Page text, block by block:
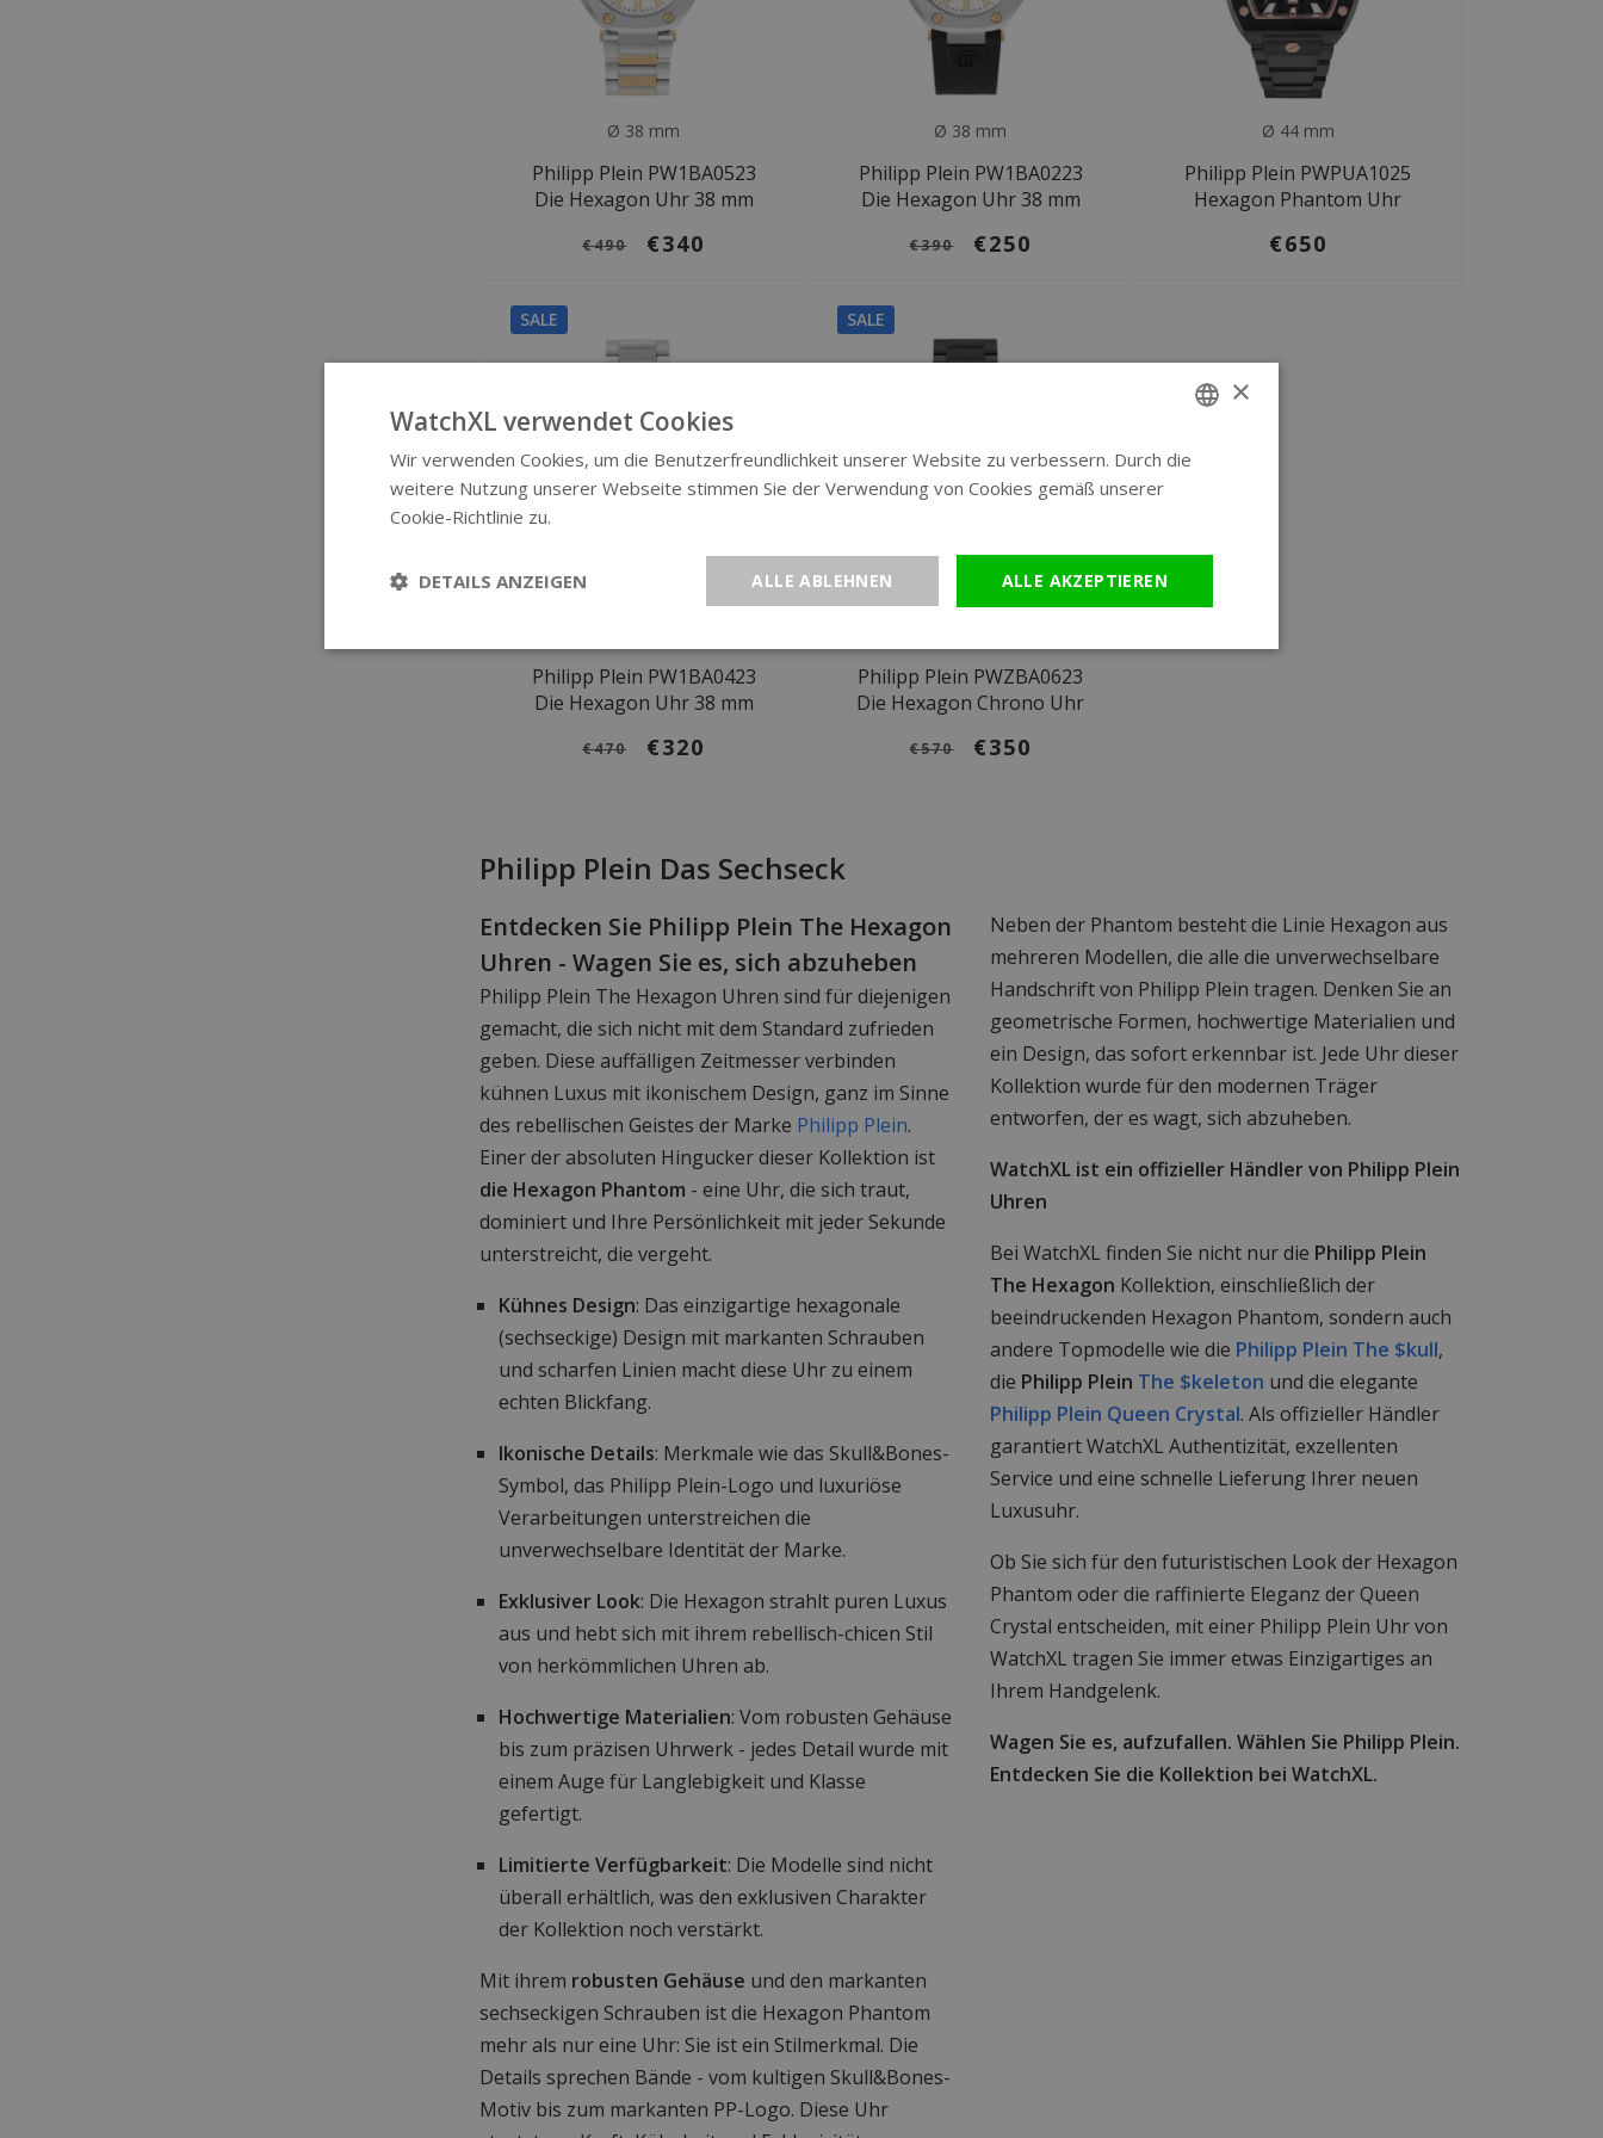
Ø 38 mm
Philipp Plein PW1BA0523
Die Hexagon Uhr 38 mm
€490 €340
Ø 38 mm
Philipp Plein PW1BA0223
Die Hexagon Uhr 38 mm
€390 €250
Ø 44 mm
Philipp Plein PWPUA1025
Hexagon Phantom Uhr
€650
SALE
Philipp Plein PW1BA0423
Die Hexagon Uhr 38 mm
€470 €320
SALE
Philipp Plein PWZBA0623
Die Hexagon Chrono Uhr
€570 €350
Philipp Plein Das Sechseck
Entdecken Sie Philipp Plein The Hexagon
Uhren - Wagen Sie es, sich abzuheben
Philipp Plein The Hexagon Uhren sind für diejenigen
gemacht, die sich nicht mit dem Standard zufrieden
geben. Diese auffälligen Zeitmesser verbinden
kühnen Luxus mit ikonischem Design, ganz im Sinne
des rebellischen Geistes der Marke Philipp Plein.
Einer der absoluten Hingucker dieser Kollektion ist
die Hexagon Phantom - eine Uhr, die sich traut,
dominiert und Ihre Persönlichkeit mit jeder Sekunde
unterstreicht, die vergeht.
Kühnes Design: Das einzigartige hexagonale
(sechseckige) Design mit markanten Schrauben
und scharfen Linien macht diese Uhr zu einem
echten Blickfang.
Ikonische Details: Merkmale wie das Skull&Bones-
Symbol, das Philipp Plein-Logo und luxuriöse
Verarbeitungen unterstreichen die
unverwechselbare Identität der Marke.
Exklusiver Look: Die Hexagon strahlt puren Luxus
aus und hebt sich mit ihrem rebellisch-chicen Stil
von herkömmlichen Uhren ab.
Hochwertige Materialien: Vom robusten Gehäuse
bis zum präzisen Uhrwerk - jedes Detail wurde mit
einem Auge für Langlebigkeit und Klasse
gefertigt.
Limitierte Verfügbarkeit: Die Modelle sind nicht
überall erhältlich, was den exklusiven Charakter
der Kollektion noch verstärkt.
Mit ihrem robusten Gehäuse und den markanten
sechseckigen Schrauben ist die Hexagon Phantom
mehr als nur eine Uhr: Sie ist ein Stilmerkmal. Die
Details sprechen Bände - vom kultigen Skull&Bones-
Motiv bis zum markanten PP-Logo. Diese Uhr
Neben der Phantom besteht die Linie Hexagon aus
mehreren Modellen, die alle die unverwechselbare
Handschrift von Philipp Plein tragen. Denken Sie an
geometrische Formen, hochwertige Materialien und
ein Design, das sofort erkennbar ist. Jede Uhr dieser
Kollektion wurde für den modernen Träger
entworfen, der es wagt, sich abzuheben.
WatchXL ist ein offizieller Händler von Philipp Plein
Uhren
Bei WatchXL finden Sie nicht nur die Philipp Plein
The Hexagon Kollektion, einschließlich der
beeindruckenden Hexagon Phantom, sondern auch
andere Topmodelle wie die Philipp Plein The $kull,
die Philipp Plein The $keleton und die elegante
Philipp Plein Queen Crystal. Als offizieller Händler
garantiert WatchXL Authentizität, exzellenten
Service und eine schnelle Lieferung Ihrer neuen
Luxusuhr.
Ob Sie sich für den futuristischen Look der Hexagon
Phantom oder die raffinierte Eleganz der Queen
Crystal entscheiden, mit einer Philipp Plein Uhr von
WatchXL tragen Sie immer etwas Einzigartiges an
Ihrem Handgelenk.
Wagen Sie es, aufzufallen. Wählen Sie Philipp Plein.
Entdecken Sie die Kollektion bei WatchXL.
ENGLISH
×
WatchXL verwendet Cookies
Wir verwenden Cookies, um die Benutzerfreundlichkeit unserer Website zu verbessern. Durch die
weitere Nutzung unserer Webseite stimmen Sie der Verwendung von Cookies gemäß unserer
Cookie-Richtlinie zu.
ALLE AKZEPTIEREN
ALLE ABLEHNEN
DETAILS ANZEIGEN